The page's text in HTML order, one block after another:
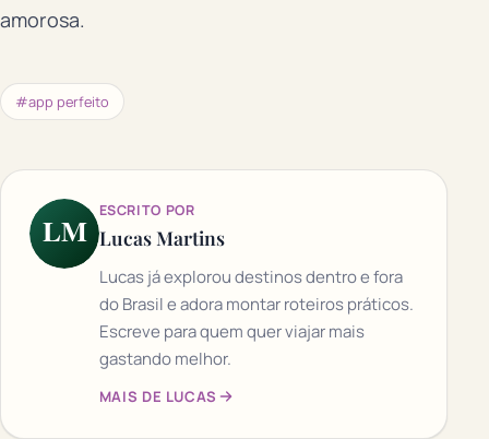
amorosa.
#app perfeito
LM
ESCRITO POR
Lucas Martins
Lucas já explorou destinos dentro e fora
do Brasil e adora montar roteiros práticos.
Escreve para quem quer viajar mais
gastando melhor.
MAIS DE LUCAS